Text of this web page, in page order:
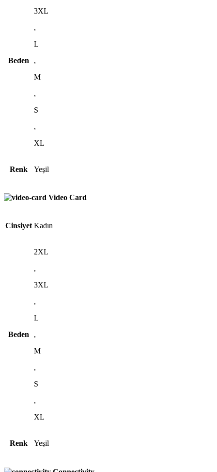
Beden
3XL
,
L
,
M
,
S
,
XL
Renk Yeşil
Video Card
Cinsiyet Kadın
Beden
2XL
,
3XL
,
L
,
M
,
S
,
XL
Renk Yeşil